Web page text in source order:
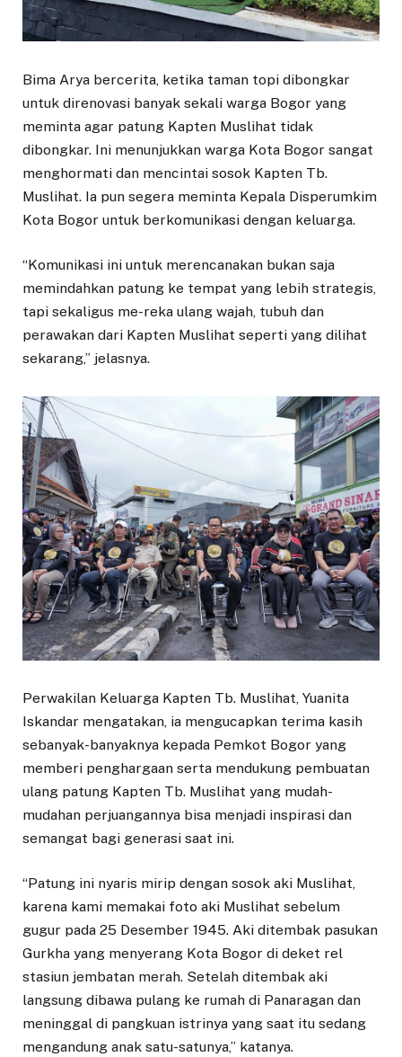
Bima Arya bercerita, ketika taman topi dibongkar
untuk direnovasi banyak sekali warga Bogor yang
meminta agar patung Kapten Muslihat tidak
dibongkar. Ini menunjukkan warga Kota Bogor sangat
menghormati dan mencintai sosok Kapten Tb.
Muslihat. Ia pun segera meminta Kepala Disperumkim
Kota Bogor untuk berkomunikasi dengan keluarga.
“Komunikasi ini untuk merencanakan bukan saja
memindahkan patung ke tempat yang lebih strategis,
tapi sekaligus me-reka ulang wajah, tubuh dan
perawakan dari Kapten Muslihat seperti yang dilihat
sekarang,” jelasnya.
Perwakilan Keluarga Kapten Tb. Muslihat, Yuanita
Iskandar mengatakan, ia mengucapkan terima kasih
sebanyak-banyaknya kepada Pemkot Bogor yang
memberi penghargaan serta mendukung pembuatan
ulang patung Kapten Tb. Muslihat yang mudah-
mudahan perjuangannya bisa menjadi inspirasi dan
semangat bagi generasi saat ini.
“Patung ini nyaris mirip dengan sosok aki Muslihat,
karena kami memakai foto aki Muslihat sebelum
gugur pada 25 Desember 1945. Aki ditembak pasukan
Gurkha yang menyerang Kota Bogor di deket rel
stasiun jembatan merah. Setelah ditembak aki
langsung dibawa pulang ke rumah di Panaragan dan
meninggal di pangkuan istrinya yang saat itu sedang
mengandung anak satu-satunya,” katanya.